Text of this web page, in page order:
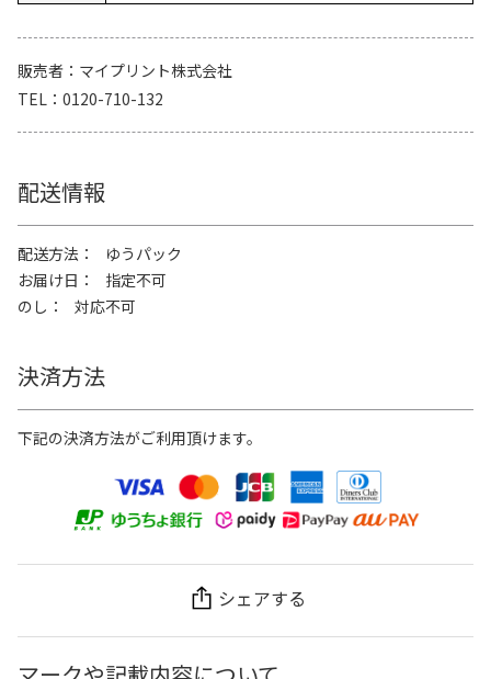
販売者
マイプリント株式会社
TEL
0120-710-132
配送情報
配送方法
ゆうパック
お届け日
指定不可
のし
対応不可
決済方法
下記の決済方法がご利用頂けます。
シェアする